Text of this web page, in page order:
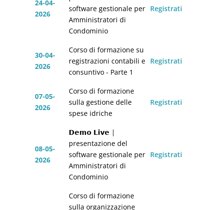
24-04-
2026
software gestionale per
Amministratori di
Condominio
Registrati
30-04-
2026
Corso di formazione su
registrazioni contabili e
consuntivo - Parte 1
Registrati
07-05-
2026
Corso di formazione
sulla gestione delle
spese idriche
Registrati
08-05-
2026
𝗗𝗲𝗺𝗼 𝗟𝗶𝘃𝗲 |
presentazione del
software gestionale per
Amministratori di
Condominio
Registrati
Corso di formazione
sulla organizzazione